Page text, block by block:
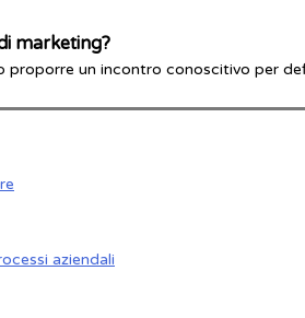
marketing?
proporre un incontro conoscitivo per
aziendali